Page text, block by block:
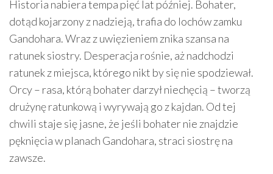
Historia nabiera tempa pięć lat później. Bohater,
dotąd kojarzony z nadzieją, trafia do lochów zamku
Gandohara. Wraz z uwięzieniem znika szansa na
ratunek siostry. Desperacja rośnie, aż nadchodzi
ratunek z miejsca, którego nikt by się nie spodziewał.
Orcy – rasa, którą bohater darzył niechęcią – tworzą
drużynę ratunkową i wyrywają go z kajdan. Od tej
chwili staje się jasne, że jeśli bohater nie znajdzie
pęknięcia w planach Gandohara, straci siostrę na
zawsze.